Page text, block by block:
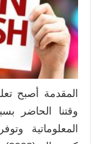
المقدمة أصبح
وقتنا الحاضر
المعلوماتية